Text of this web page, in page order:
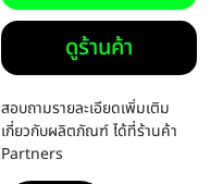
ดูร้านค้า
สอบถามรายละเอียดเพิ่มเติม
เกี่ยวกับผลิตภัณฑ์ ได้ที่ร้านค้า
Partners